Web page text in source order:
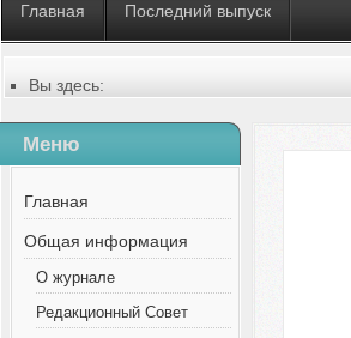
Главная Последний выпуск
Вы здесь:
Содержание выпусков
№ 5 (44), 2018
Меню
Главная
Общая информация
О журнале
Редакционный Совет